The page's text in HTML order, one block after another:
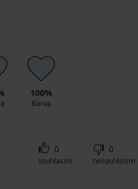
100%
Barva
0
souhlasím
0
nesouhlasím